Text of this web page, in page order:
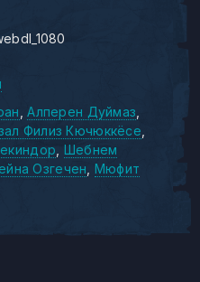
Алперен Дуймаз
Филиз Кючюккёсе
Шебнем
Озгечен Мюфит